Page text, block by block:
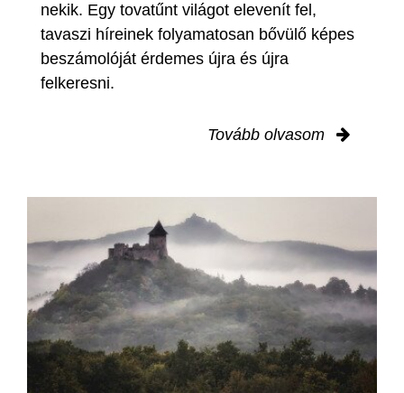
nekik. Egy tovatűnt világot elevenít fel,
tavaszi híreinek folyamatosan bővülő képes
beszámolóját érdemes újra és újra
felkeresni.
Tovább olvasom